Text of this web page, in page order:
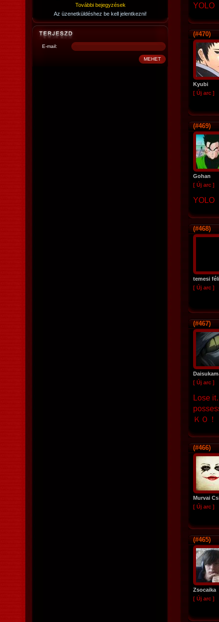
További bejegyzések
Az üzenetküldéshez be kell jelentkezni!
E-mail:
YOLO
(#470)
Kyubi
[ Új arc ]
(#469)
Gohan
[ Új arc ]
YOLO
(#468)
temesi
[ Új arc ]
(#467)
[ Új arc ]
Lose
ＫＯ！
(#466)
Murvai
[ Új arc ]
(#465)
Zsocaika
[ Új arc ]